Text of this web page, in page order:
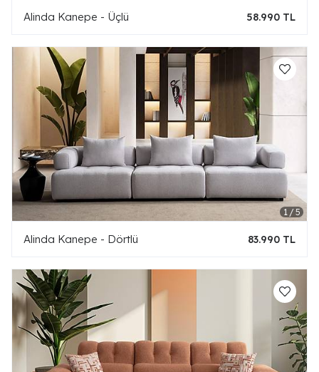
Alinda Kanepe - Üçlü 58.990 TL
Alinda Kanepe - Dörtlü 83.990 TL